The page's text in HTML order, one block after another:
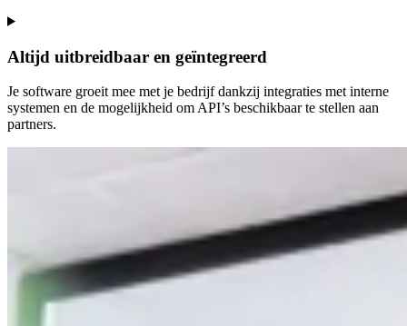
Altijd uitbreidbaar en geïntegreerd
Je software groeit mee met je bedrijf dankzij integraties met interne
systemen en de mogelijkheid om API’s beschikbaar te stellen aan
partners.